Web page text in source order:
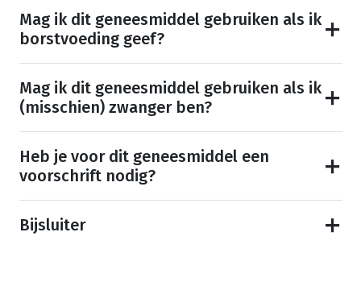
Mag ik dit geneesmiddel gebruiken als ik
borstvoeding geef?
Mag ik dit geneesmiddel gebruiken als ik
(misschien) zwanger ben?
Heb je voor dit geneesmiddel een
voorschrift nodig?
Bijsluiter